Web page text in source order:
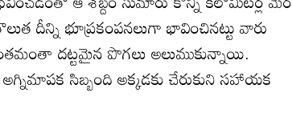
దీన్ని భూప్రకంపనలుగా భావించినట్టు వారు
దట్టమైన పొగలు అలుముకున్నాయి.
సిబ్బంది అక్కడకు చేరుకుని సహాయక